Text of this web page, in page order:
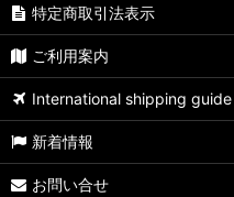
特定商取引法表示
ご利用案内
International shipping guide
新着情報
お問い合せ